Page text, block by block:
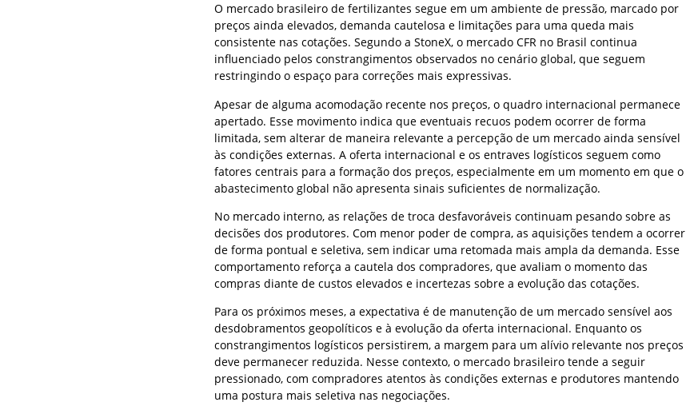
O mercado brasileiro de fertilizantes segue em um ambiente de pressão, marcado por
preços ainda elevados, demanda cautelosa e limitações para uma queda mais
consistente nas cotações. Segundo a StoneX, o mercado CFR no Brasil continua
influenciado pelos constrangimentos observados no cenário global, que seguem
restringindo o espaço para correções mais expressivas.
Apesar de alguma acomodação recente nos preços, o quadro internacional permanece
apertado. Esse movimento indica que eventuais recuos podem ocorrer de forma
limitada, sem alterar de maneira relevante a percepção de um mercado ainda sensível
às condições externas. A oferta internacional e os entraves logísticos seguem como
fatores centrais para a formação dos preços, especialmente em um momento em que o
abastecimento global não apresenta sinais suficientes de normalização.
No mercado interno, as relações de troca desfavoráveis continuam pesando sobre as
decisões dos produtores. Com menor poder de compra, as aquisições tendem a ocorrer
de forma pontual e seletiva, sem indicar uma retomada mais ampla da demanda. Esse
comportamento reforça a cautela dos compradores, que avaliam o momento das
compras diante de custos elevados e incertezas sobre a evolução das cotações.
Para os próximos meses, a expectativa é de manutenção de um mercado sensível aos
desdobramentos geopolíticos e à evolução da oferta internacional. Enquanto os
constrangimentos logísticos persistirem, a margem para um alívio relevante nos preços
deve permanecer reduzida. Nesse contexto, o mercado brasileiro tende a seguir
pressionado, com compradores atentos às condições externas e produtores mantendo
uma postura mais seletiva nas negociações.